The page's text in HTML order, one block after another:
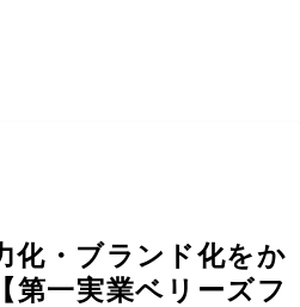
化・ブランド化をか
第一実業ベリーズフ